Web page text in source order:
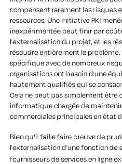
compensent rarement les risques
ressources. Une initiative PKI
inexpérimentée peut finir par
l'externalisation du projet, et les
résoudre entièrement le problème.
spécifique avec de nombreux
organisations ont besoin d'une
hautement qualifiés qui se
Cela ne peut pas simplement être
informatique chargée de
commerciales principales en état
Bien qu'il faille faire preuve de
l'externalisation d'une fonction de
fournisseurs de services en ligne